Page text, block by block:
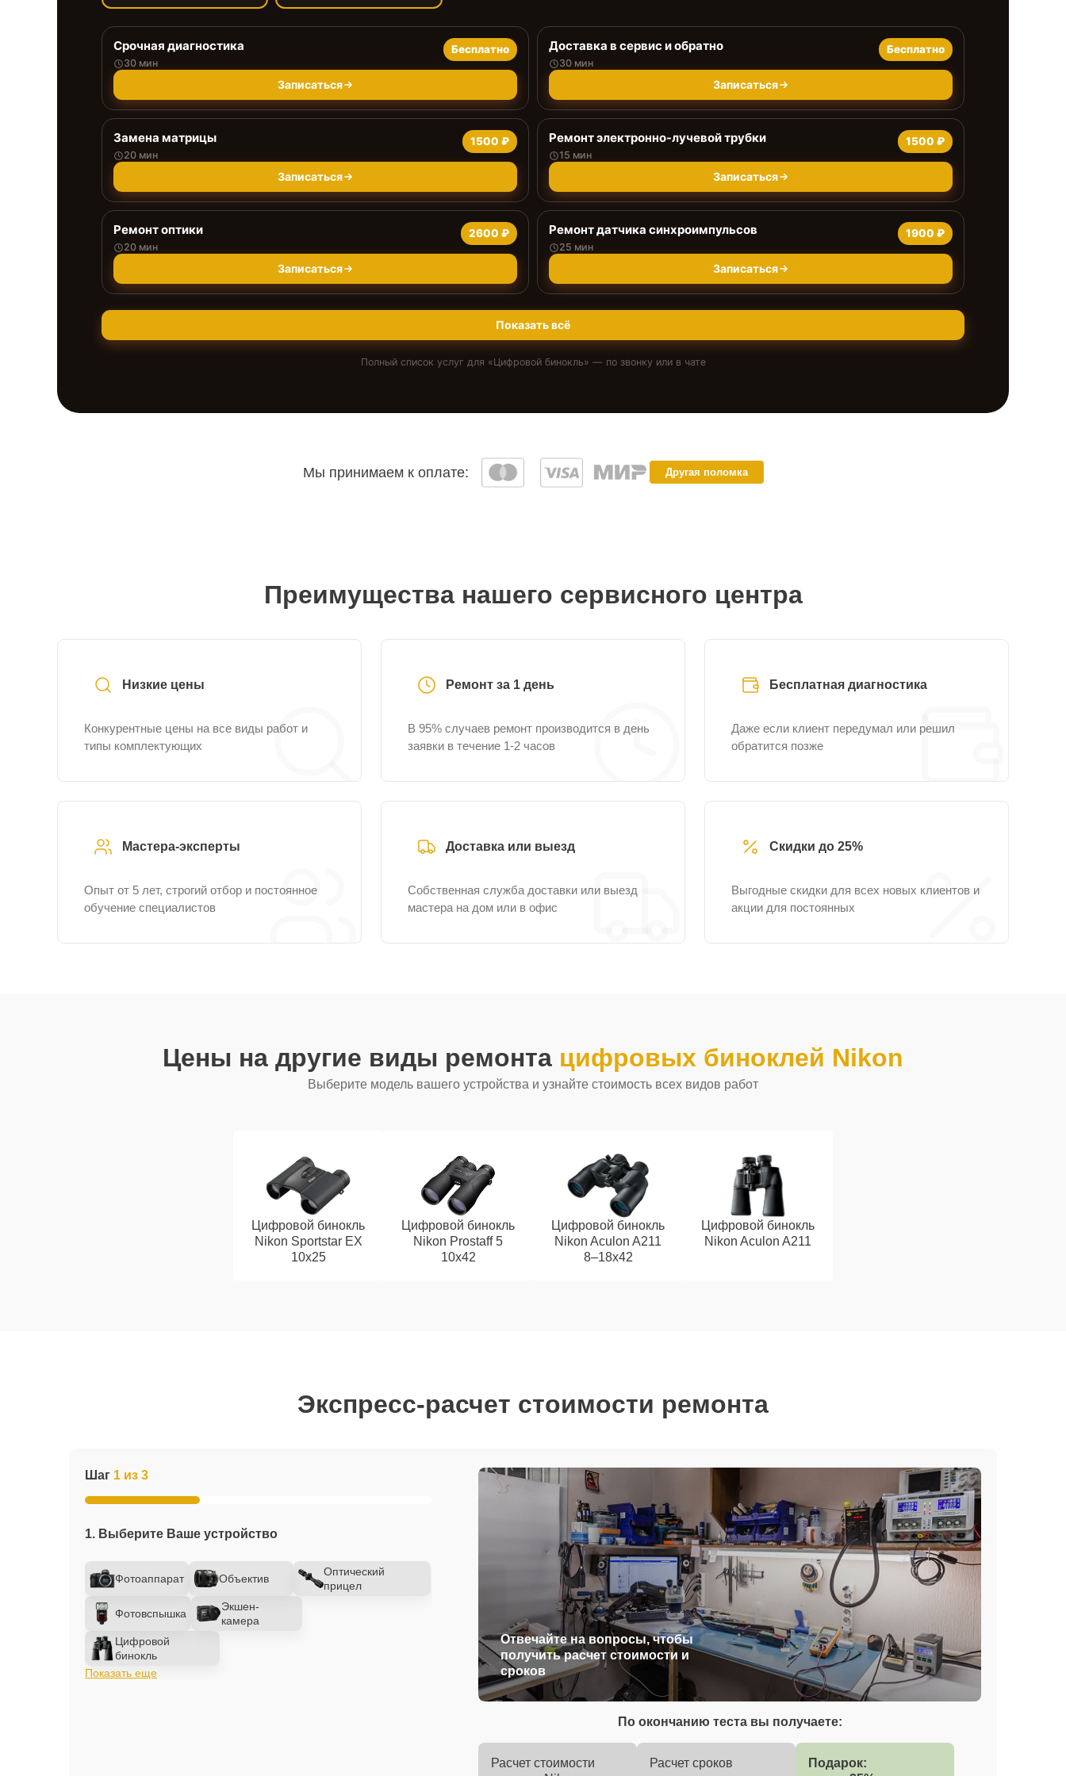
Срочная диагностика
30 мин
Бесплатно
Записаться
Доставка в сервис и обратно
30 мин
Бесплатно
Записаться
Замена матрицы
20 мин
1500 ₽
Записаться
Ремонт электронно-лучевой трубки
15 мин
1500 ₽
Записаться
Ремонт оптики
20 мин
2600 ₽
Записаться
Ремонт датчика синхроимпульсов
25 мин
1900 ₽
Записаться
Показать всё
Полный список услуг для «Цифровой бинокль» — по звонку или в чате
Мы принимаем к оплате: Другая поломка
Преимущества нашего сервисного центра
Низкие цены
Конкурентные цены на все виды работ и
типы комплектующих
Ремонт за 1 день
В 95% случаев ремонт производится в день
заявки в течение 1-2 часов
Бесплатная диагностика
Даже если клиент передумал или решил
обратится позже
Мастера-эксперты
Опыт от 5 лет, строгий отбор и постоянное
обучение специалистов
Доставка или выезд
Собственная служба доставки или выезд
мастера на дом или в офис
Скидки до 25%
Выгодные скидки для всех новых клиентов и
акции для постоянных
Цены на другие виды ремонта цифровых биноклей Nikon
Выберите модель вашего устройства и узнайте стоимость всех видов работ
Цифровой бинокль
Nikon Sportstar EX
10x25
Цифровой бинокль
Nikon Prostaff 5
10x42
Цифровой бинокль
Nikon Aculon A211
8–18x42
Цифровой бинокль
Nikon Aculon A211
Экспресс-расчет стоимости ремонта
Шаг 1 из 3
1. Выберите Ваше устройство
Фотоаппарат Объектив
Оптический
прицел
Фотовспышка
Экшен-
камера
Цифровой
бинокль
Показать еще
Отвечайте на вопросы, чтобы
получить расчет стоимости и
сроков
По окончанию теста вы получаете:
Расчет стоимости
Расчет сроков
Подарок: